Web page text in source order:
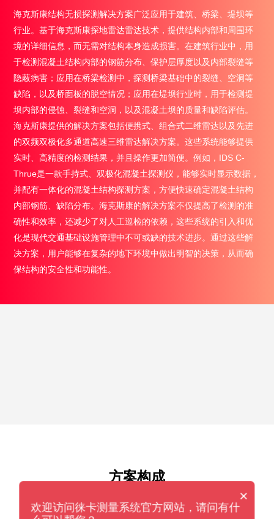
海克斯康结构无损探测解决方案广泛应用于建筑、桥梁、堤坝等
行业。基于海克斯康探地雷达雷达技术，提供结构内部和周围环
境的详细信息，而无需对结构本身造成损害。在建筑行业中，用
于检测混凝土结构内部的钢筋分布、保护层厚度以及内部裂缝等
隐蔽病害；应用在桥梁检测中，探测桥梁基础中的裂缝、空洞等
缺陷，以及桥面板的脱空情况；应用在堤坝行业时，用于检测堤
坝内部的侵蚀、裂缝和空洞，以及混凝土坝的质量和缺陷评估。
海克斯康提供的解决方案包括便携式、组合式二维雷达以及先进
的双频双极化多通道高速三维雷达解决方案。这些系统能够提供
实时、高精度的检测结果，并且操作更加简便。例如，IDS C-
Thrue是一款手持式、双极化混凝土探测仪，能够实时显示数据，
并配有一体化的混凝土结构探测方案，方便快速确定混凝土结构
内部钢筋、缺陷分布。海克斯康的解决方案不仅提高了检测的准
确性和效率，还减少了对人工巡检的依赖，这些系统的引入和优
化是现代交通基础设施管理中不可或缺的技术进步。通过这些解
决方案，用户能够在复杂的地下环境中做出明智的决策，从而确
保结构的安全性和功能性。
方案构成
×
欢迎访问徕卡测量系统官方网站，请问有什